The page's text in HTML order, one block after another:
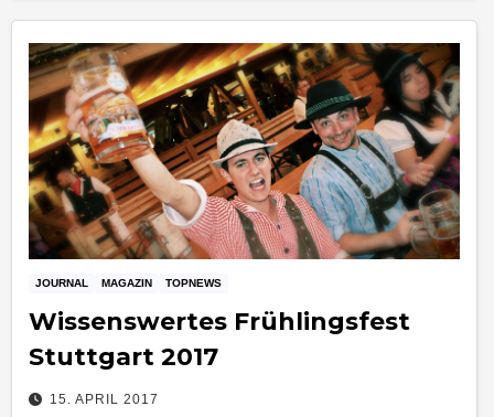
JOURNAL MAGAZIN TOPNEWS
Wissenswertes Frühlingsfest
Stuttgart 2017
15. APRIL 2017